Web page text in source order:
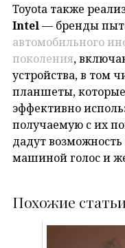
Toyota также
Intel — бренды
автомобильного
поколения,
устройства, в том
планшеты, которые
эффективно
получаемую с их
дадут
машиной голос и
Похожие